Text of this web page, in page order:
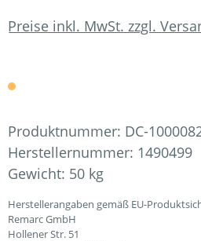
Preise inkl. MwSt. zzgl.
Produktnummer: DC-
Herstellernummer: 1490499
Gewicht: 50 kg
Herstellerangaben gemäß EU-
Remarc GmbH
Hollener Str. 51